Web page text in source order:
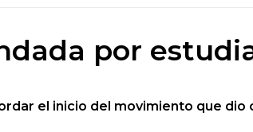
por
el inicio del movimiento que dio